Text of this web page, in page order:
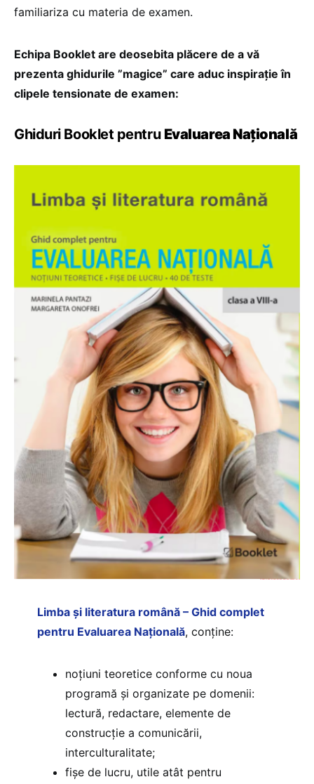
familiariza cu materia de examen.
Echipa Booklet are deosebita plăcere de a vă
prezenta ghidurile ”magice” care aduc inspirație în
clipele tensionate de examen:
Ghiduri Booklet pentru Evaluarea Națională
Limba și literatura română – Ghid complet
pentru Evaluarea Națională, conține:
noțiuni teoretice conforme cu noua
programă și organizate pe domenii:
lectură, redactare, elemente de
construcție a comunicării,
interculturalitate;
fișe de lucru, utile atât pentru